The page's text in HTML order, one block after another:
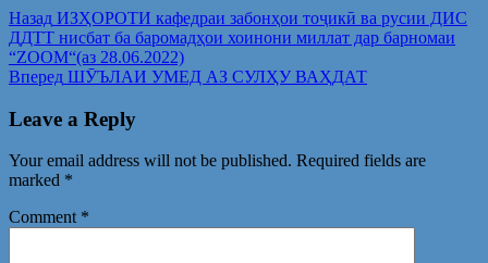
Post
navigation
Назад Предыдущая
запись:
ИЗҲОРОТИ кафедраи забонҳои тоҷикӣ ва русии ДИС
ДДТТ нисбат ба баромадҳои хоинони миллат дар барномаи
“ZOOM“(аз 28.06.2022)
Вперед Следующая
ШӮЪЛАИ УМЕД АЗ СУЛҲУ ВАҲДАТ​
Leave a Reply
Your email address will not be published. Required fields are
marked *
Comment *